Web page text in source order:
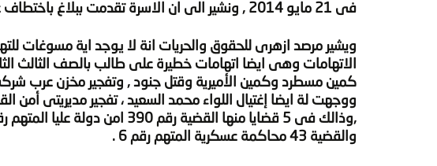
فى 21 مايو 2014 , ونشير الى ان الاسرة تقدمت ببلاغ باختطاف عبدالرحمن للنائب العام يوم اختطافة .
ويشير مرصد ازهرى للحقوق والحريات انة لا يوجد اية مسوغات
الاتهامات وهى ايضا اتهامات خطيرة على طالب بالصف الثالث
ووجهت لة ايضا إغتيال اللواء محمد السعيد ، تفجير مديريتى أمن
والقضية 43 محاكمة عسكرية المتهم رقم 6 .